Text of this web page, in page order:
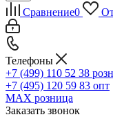
Сравнение0
Телефоны
+7 (499) 110 52 38
+7 (495) 120 59 83 опт
MAX розница
Заказать звонок